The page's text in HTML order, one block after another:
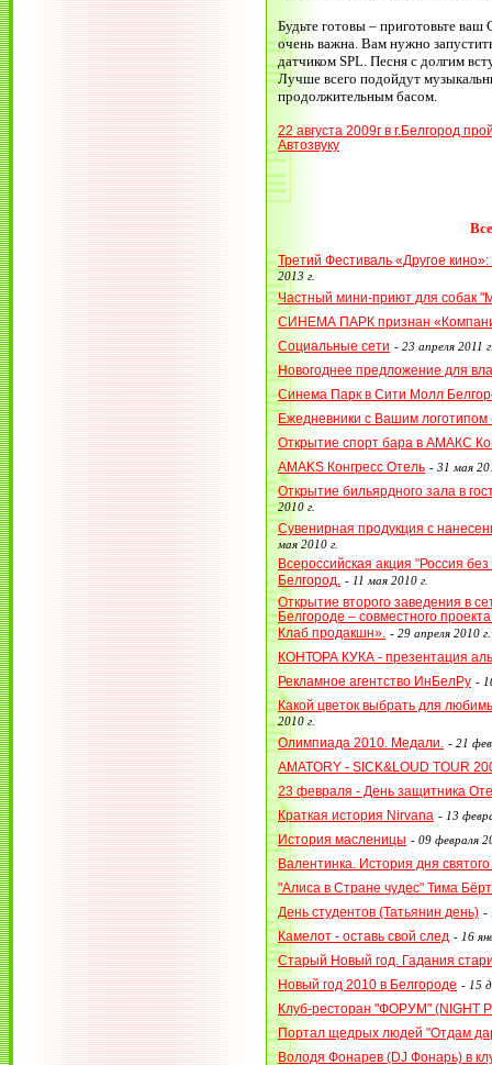
Будьте готовы – приготовьте ваш
очень важна. Вам нужно
датчиком SPL. Песня с долгим
Лучше всего подойдут
продолжительным басом.
22 августа 2009г в г.Белгород
Автозвуку
Третий Фестиваль «Другое
2013 г.
Частный мини-приют для собак
СИНЕМА ПАРК признан
Социальные сети - 23 апреля 2011
Новогоднее предложение для
Синема Парк в Сити Молл
Ежедневники с Вашим логотипом
Открытие спорт бара в АМАКС
AMAKS Конгресс Отель - 31 мая
Открытие бильярдного зала в
2010 г.
Сувенирная продукция с
мая 2010 г.
Всероссийская акция "Россия
Белгород.
- 11 мая 2010 г.
Открытие второго заведения в
Белгороде – совместного
Клаб продакшн». - 29 апреля 2010 г.
КОНТОРА КУКА - презентация
Рекламное агентство ИнБелРу -
Какой цветок выбрать для
2010 г.
Олимпиада 2010. Медали. - 21
AMATORY - SICK&LOUD TOUR
23 февраля - День защитника
Краткая история Nirvana - 13
История масленицы - 09 февраля
Валентинка. История дня
"Алиса в Стране чудес" Тима
День студентов (Татьянин день) -
Камелот - оставь свой след - 16
Старый Новый год. Гадания
Новый год 2010 в Белгороде - 15
Клуб-ресторан "ФОРУМ" (NIGHT
Портал щедрых людей "Отдам
Володя Фонарев (DJ Фонарь) в